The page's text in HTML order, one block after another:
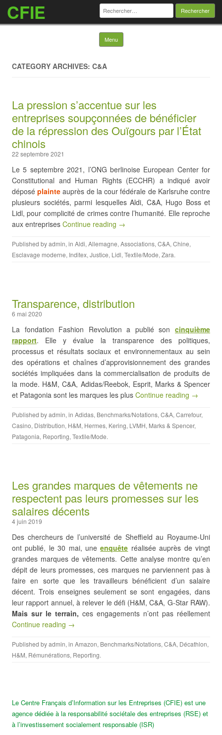
CFIE Rechercher :
Menu Skip to content
CATEGORY ARCHIVES: C&A
La pression s’accentue sur les
entreprises soupçonnées de bénéficier
de la répression des Ouïgours par l’État
chinois
22 septembre 2021
Le 5 septembre 2021, l’ONG berlinoise European Center for
Constitutional and Human Rights (ECCHR) a indiqué avoir
déposéplainte auprès de la cour fédérale de Karlsruhe contre
plusieurs sociétés, parmi lesquelles Aldi, C&A, Hugo Boss et
Lidl, pour complicité de crimes contre l’humanité. Elle reproche
aux entreprises Continue reading →
Published byadmin, in Aldi, Allemagne, Associations, C&A, Chine,
Esclavage moderne, Inditex, Justice, Lidl, Textile/Mode, Zara.
Transparence, distribution
6 mai 2020
La fondation Fashion Revolution a publié son cinquième
rapport. Elle y évalue la transparence des politiques,
processus et résultats sociaux et environnementaux au sein
des opérations et chaînes d’approvisionnement des grandes
sociétés impliquées dans la commercialisation de produits de
la mode. H&M, C&A, Adidas/Reebok, Esprit, Marks & Spencer
et Patagonia sont les marques les plus Continue reading →
Published byadmin, in Adidas, Benchmarks/Notations, C&A, Carrefour,
Casino, Distribution, H&M, Hermes, Kering, LVMH, Marks & Spencer,
Patagonia, Reporting, Textile/Mode.
Les grandes marques de vêtements ne
respectent pas leurs promesses sur les
salaires décents
4 juin 2019
Des chercheurs de l’université de Sheffield au Royaume-Uni
ont publié, le 30 mai, uneenquête réalisée auprès de vingt
grandes marques de vêtements. Cette analyse montre qu’en
dépit de leurs promesses, ces marques ne parviennent pas à
faire en sorte que les travailleurs bénéficient d’un salaire
décent. Trois enseignes seulement se sont engagées, dans
leur rapport annuel, à relever le défi (H&M, C&A, G-Star RAW).
Mais sur le terrain, ces engagements n’ont pas réellement
Continue reading →
Published byadmin, in Amazon, Benchmarks/Notations, C&A, Décathlon,
H&M, Rémunérations, Reporting.
Le Centre Français d’Information sur les Entreprises (CFIE) est une
agence dédiée à la responsabilité sociétale des entreprises (RSE) et
à l’investissement socialement responsable (ISR)